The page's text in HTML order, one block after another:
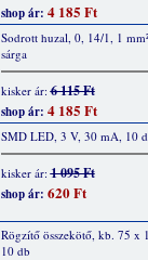
shop ár: 4 185 Ft
Sodrott huzal, 0, 14/1, 1
sárga
kisker ár:6 115 Ft
shop ár: 4 185 Ft
SMD LED, 3 V, 30 mA, 10
kisker ár:1 095 Ft
shop ár: 620 Ft
Rögzítő összekötő, kb. 75 x
10 db